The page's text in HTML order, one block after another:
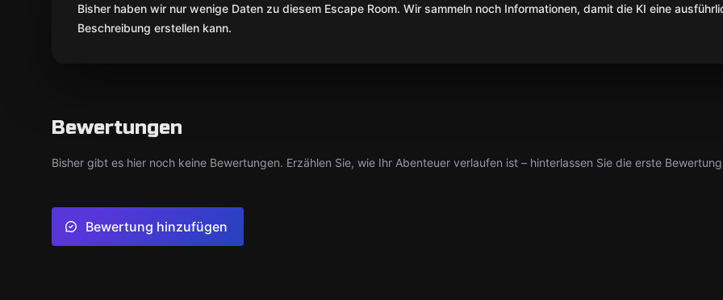
Bisher haben wir nur wenige Daten zu diesem Escape Room. Wir sammeln noch Informationen, damit die KI eine
Beschreibung erstellen kann.
Bewertungen
Bisher gibt es hier noch keine Bewertungen. Erzählen Sie, wie Ihr Abenteuer verlaufen ist – hinterlassen Sie die erste
Bewertung hinzufügen